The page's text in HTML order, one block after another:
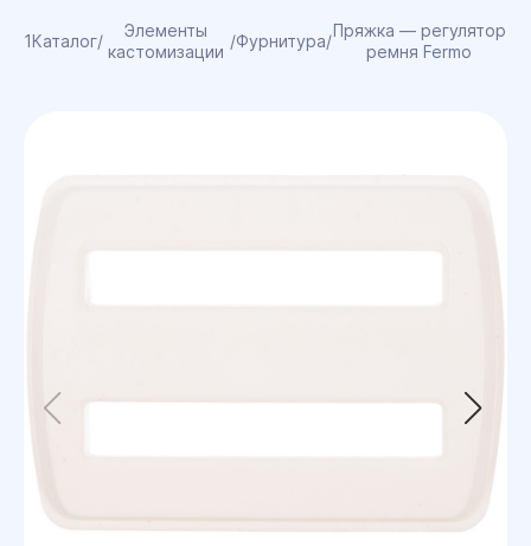
1Каталог/
Элементы
кастомизации
/Фурнитура/
Пряжка — регулятор
ремня Fermo